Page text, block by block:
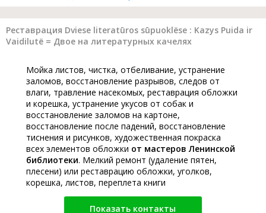
Реставрация Dviese literatūros sūpuoklёse : Kazys Puida ir
Vaidilutё = Двое на литературных качелях
Мойка листов, чистка, отбеливание, устранение
заломов, восстановление разрывов, следов от
влаги, травление насекомых, реставрация обложки
и корешка, устранение укусов от собак и
восстановление заломов на картоне,
восстановление после падений, восстановление
тиснения и рисунков, художественная покраска
всех элементов обложки от мастеров Ленинской
библиотеки. Мелкий ремонт (удаление пятен,
плесени) или реставрацию обложки, уголков,
корешка, листов, переплета книги
Показать контакты